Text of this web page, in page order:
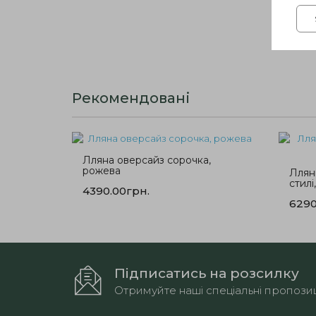
Рекомендовані
Лляна оверсайз сорочка,
рожева
4390.00грн.
Підписатись на розсилку
Отримуйте наші спеціальні